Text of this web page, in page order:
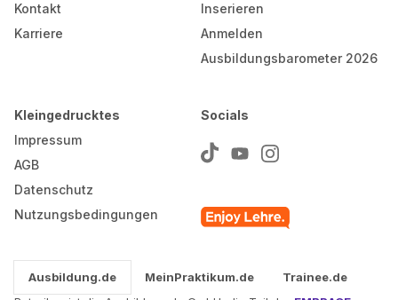
Kontakt
Karriere
Inserieren
Anmelden
Ausbildungsbarometer 2026
Kleingedrucktes
Impressum
AGB
Datenschutz
Nutzungsbedingungen
Socials
Ausbildung.de MeinPraktikum.de
Trainee.de